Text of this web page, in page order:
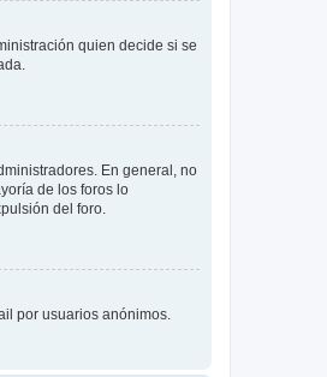
quien decide si se
En general, no
de los foros lo
del foro.
por usuarios anónimos.